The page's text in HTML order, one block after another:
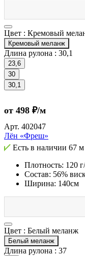
Цвет : Кремовый
Кремовый меланж
Длина рулона : 30,1
23,6
30
30,1
от 498 ₽/м
Арт. 402047
Лён «Фреш»
Есть в наличии 67 м
Плотность: 120
Состав: 56%
Ширина: 140см
Цвет : Белый меланж
Белый меланж
Длина рулона : 37